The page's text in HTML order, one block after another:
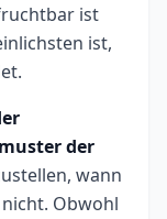
ist
ist,
der
wann
Obwohl